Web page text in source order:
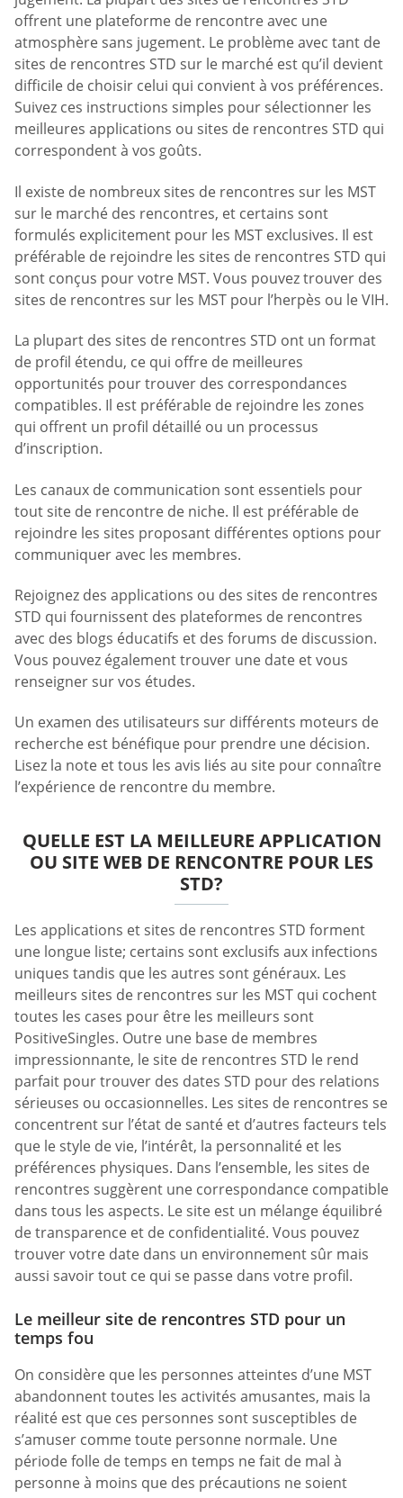
offrent une plateforme de rencontre avec une
atmosphère sans jugement. Le problème avec tant de
sites de rencontres STD sur le marché est qu’il devient
difficile de choisir celui qui convient à vos préférences.
Suivez ces instructions simples pour sélectionner les
meilleures applications ou sites de rencontres STD qui
correspondent à vos goûts.
Il existe de nombreux sites de rencontres sur les MST
sur le marché des rencontres, et certains sont
formulés explicitement pour les MST exclusives. Il est
préférable de rejoindre les sites de rencontres STD qui
sont conçus pour votre MST. Vous pouvez trouver des
sites de rencontres sur les MST pour l’herpès ou le VIH.
La plupart des sites de rencontres STD ont un format
de profil étendu, ce qui offre de meilleures
opportunités pour trouver des correspondances
compatibles. Il est préférable de rejoindre les zones
qui offrent un profil détaillé ou un processus
d’inscription.
Les canaux de communication sont essentiels pour
tout site de rencontre de niche. Il est préférable de
rejoindre les sites proposant différentes options pour
communiquer avec les membres.
Rejoignez des applications ou des sites de rencontres
STD qui fournissent des plateformes de rencontres
avec des blogs éducatifs et des forums de discussion.
Vous pouvez également trouver une date et vous
renseigner sur vos études.
Un examen des utilisateurs sur différents moteurs de
recherche est bénéfique pour prendre une décision.
Lisez la note et tous les avis liés au site pour connaître
l’expérience de rencontre du membre.
QUELLE EST LA MEILLEURE APPLICATION
OU SITE WEB DE RENCONTRE POUR LES
STD?
Les applications et sites de rencontres STD forment
une longue liste; certains sont exclusifs aux infections
uniques tandis que les autres sont généraux. Les
meilleurs sites de rencontres sur les MST qui cochent
toutes les cases pour être les meilleurs sont
PositiveSingles. Outre une base de membres
impressionnante, le site de rencontres STD le rend
parfait pour trouver des dates STD pour des relations
sérieuses ou occasionnelles. Les sites de rencontres se
concentrent sur l’état de santé et d’autres facteurs tels
que le style de vie, l’intérêt, la personnalité et les
préférences physiques. Dans l’ensemble, les sites de
rencontres suggèrent une correspondance compatible
dans tous les aspects. Le site est un mélange équilibré
de transparence et de confidentialité. Vous pouvez
trouver votre date dans un environnement sûr mais
aussi savoir tout ce qui se passe dans votre profil.
Le meilleur site de rencontres STD pour un
temps fou
On considère que les personnes atteintes d’une MST
abandonnent toutes les activités amusantes, mais la
réalité est que ces personnes sont susceptibles de
s’amuser comme toute personne normale. Une
période folle de temps en temps ne fait de mal à
personne à moins que des précautions ne soient